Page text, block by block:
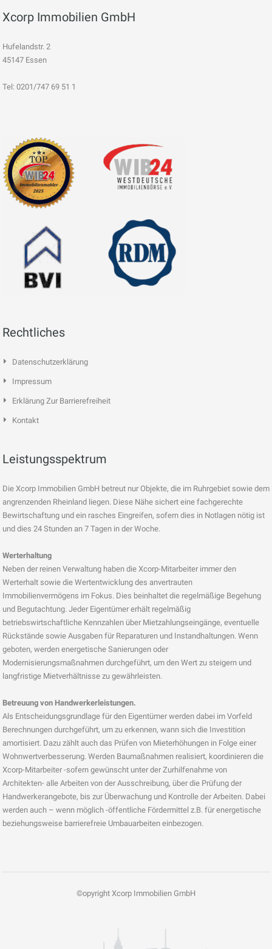
Xcorp Immobilien GmbH
Hufelandstr. 2
45147 Essen
Tel: 0201/747 69 51 1
Rechtliches
Datenschutzerklärung
Impressum
Erklärung Zur Barrierefreiheit
Kontakt
Leistungsspektrum
Die Xcorp Immobilien GmbH betreut nur Objekte, die im Ruhrgebiet sowie dem
angrenzenden Rheinland liegen. Diese Nähe sichert eine fachgerechte
Bewirtschaftung und ein rasches Eingreifen, sofern dies in Notlagen nötig ist
und dies 24 Stunden an 7 Tagen in der Woche.
Werterhaltung
Neben der reinen Verwaltung haben die Xcorp-Mitarbeiter immer den
Werterhalt sowie die Wertentwicklung des anvertrauten
Immobilienvermögens im Fokus. Dies beinhaltet die regelmäßige Begehung
und Begutachtung. Jeder Eigentümer erhält regelmäßig
betriebswirtschaftliche Kennzahlen über Mietzahlungseingänge, eventuelle
Rückstände sowie Ausgaben für Reparaturen und Instandhaltungen. Wenn
geboten, werden energetische Sanierungen oder
Modernisierungsmaßnahmen durchgeführt, um den Wert zu steigern und
langfristige Mietverhältnisse zu gewährleisten.
Betreuung von Handwerkerleistungen.
Als Entscheidungsgrundlage für den Eigentümer werden dabei im Vorfeld
Berechnungen durchgeführt, um zu erkennen, wann sich die Investition
amortisiert. Dazu zählt auch das Prüfen von Mieterhöhungen in Folge einer
Wohnwertverbesserung. Werden Baumaßnahmen realisiert, koordinieren die
Xcorp-Mitarbeiter -sofern gewünscht unter der Zurhilfenahme von
Architekten- alle Arbeiten von der Ausschreibung, über die Prüfung der
Handwerkerangebote, bis zur Überwachung und Kontrolle der Arbeiten. Dabei
werden auch – wenn möglich -öffentliche Fördermittel z.B. für energetische
beziehungsweise barrierefreie Umbauarbeiten einbezogen.
©opyright Xcorp Immobilien GmbH